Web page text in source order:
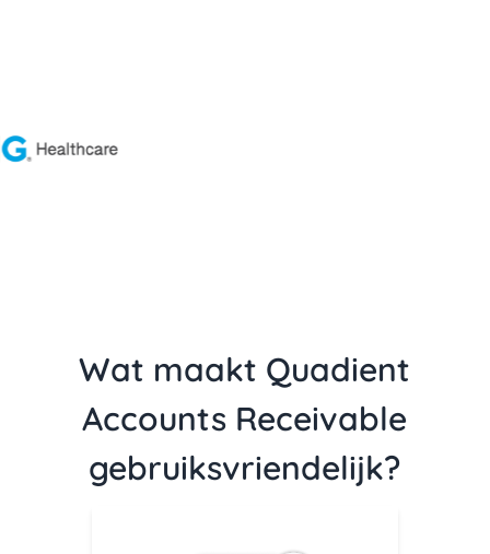
Wat maakt Quadient
Accounts Receivable
gebruiksvriendelijk?